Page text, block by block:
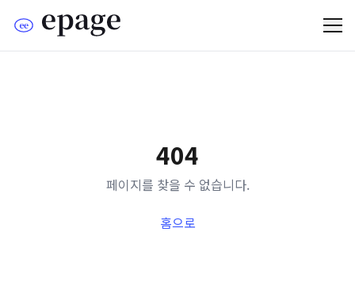
404
페이지를 찾을 수 없습니다.
홈으로